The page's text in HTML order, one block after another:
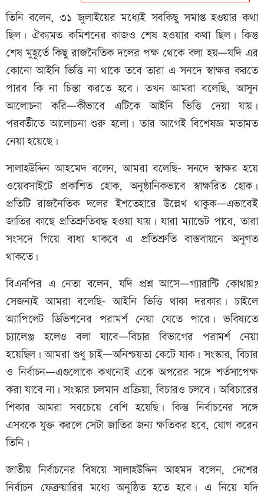
তিনি বলেন, ৩১ জুলাইয়ের মধ্যেই সবকিছু সমাপ্ত হওয়ার কথা
ছিল। ঐক্যমত কমিশনের কাজও শেষ হওয়ার কথা ছিল। কিন্তু
শেষ মুহূর্তে কিছু রাজনৈতিক দলের পক্ষ থেকে বলা হয়—যদি এর
কোনো আইনি ভিত্তি না থাকে তবে তারা এ সনদে স্বাক্ষর করতে
পারব কি না চিন্তা করতে হবে। তখন আমরা বলেছি, আসুন
আলোচনা করি—কীভাবে এটিকে আইনি ভিত্তি দেয়া যায়।
পরবর্তীতে আলোচনা শুরু হলো। তার আগেই বিশেষজ্ঞ মতামত
নেয়া হয়েছে।
সালাহউদ্দিন আহমেদ বলেন, আমরা বলেছি- সনদে স্বাক্ষর হয়ে
ওয়েবসাইটে প্রকাশিত হোক, অনুষ্ঠানিকভাবে স্বাক্ষরিত হোক।
প্রতিটি রাজনৈতিক দলের ইশতেহারে উল্লেখ থাকুক—এভাবেই
জাতির কাছে প্রতিশ্রুতিবদ্ধ হওয়া যায়। যারা ম্যান্ডেট পাবে, তারা
সংসদে গিয়ে বাধ্য থাকবে এ প্রতিশ্রুতি বাস্তবায়নে অনুগত
থাকতে।
বিএনপির এ নেতা বলেন, যদি প্রশ্ন আসে—গ্যারান্টি কোথায়?
সেজন্যই আমরা বলেছি- আইনি ভিত্তি থাকা দরকার। চাইলে
অ্যাপিলেট ডিভিশনের পরামর্শ নেয়া যেতে পারে। ভবিষ্যতে
চ্যালেঞ্জ হলেও বলা যাবে—বিচার বিভাগের পরামর্শ নেয়া
হয়েছিল। আমরা শুধু চাই—অনিশ্চয়তা কেটে যাক। সংস্কার, বিচার
ও নির্বাচন—এগুলোকে কখনোই একে অপরের সঙ্গে শর্তসাপেক্ষ
করা যাবে না। সংস্কার চলমান প্রক্রিয়া, বিচারও চলবে। অবিচারের
শিকার আমরা সবচেয়ে বেশি হয়েছি। কিন্তু নির্বাচনের সঙ্গে
এসবকে যুক্ত করলে সেটা জাতির জন্য ক্ষতিকর হবে, যোগ করেন
তিনি।
জাতীয় নির্বাচনের বিষয়ে সালাহউদ্দিন আহমদ বলেন, দেশের
নির্বাচন ফেব্রুয়ারির মধ্যে অনুষ্ঠিত হতে হবে। এ নিয়ে যদি